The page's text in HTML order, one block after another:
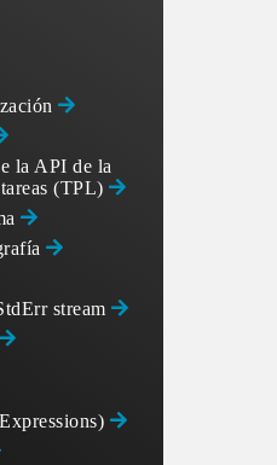
la API de la
(TPL)
stream